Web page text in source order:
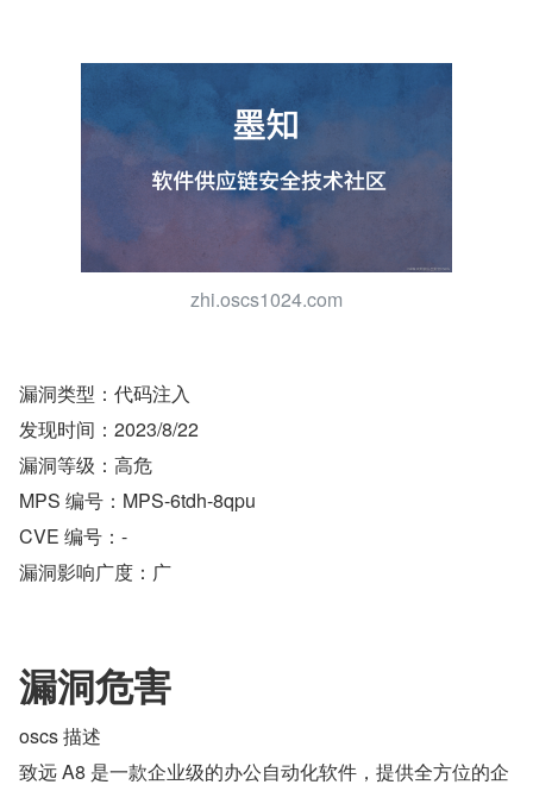
​zhi.oscs1024.com​​​​​
漏洞类型：代码注入
发现时间：2023/8/22
漏洞等级：高危
MPS 编号：MPS-6tdh-8qpu
CVE 编号：-
漏洞影响广度：广
漏洞危害
oscs 描述
​致远 A8 是一款企业级的办公自动化软件，提供全方位的企